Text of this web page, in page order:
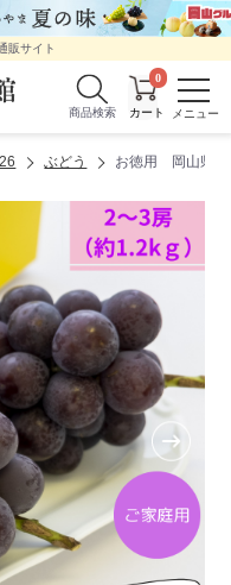
販サイト
商品検索
0
ぶどう お徳用 岡山県産